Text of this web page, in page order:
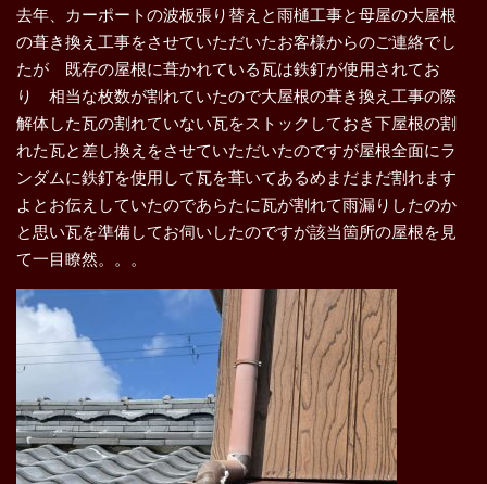
去年、カーポートの波板張り替えと雨樋工事と母屋の大屋根
の葺き換え工事をさせていただいたお客様からのご連絡でし
たが 既存の屋根に葺かれている瓦は鉄釘が使用されてお
り 相当な枚数が割れていたので大屋根の葺き換え工事の際
解体した瓦の割れていない瓦をストックしておき下屋根の割
れた瓦と差し換えをさせていただいたのですが屋根全面にラ
ンダムに鉄釘を使用して瓦を葺いてあるめまだまだ割れます
よとお伝えしていたのであらたに瓦が割れて雨漏りしたのか
と思い瓦を準備してお伺いしたのですが該当箇所の屋根を見
て一目瞭然。。。